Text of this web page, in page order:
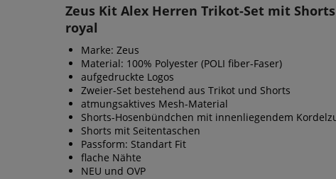
Zeus Kit Alex Herren Trikot-Set mit
royal
Marke: Zeus
Material: 100% Polyester (POLI fiber-Faser)
aufgedruckte Logos
Zweier-Set bestehend aus Trikot und Shorts
atmungsaktives Mesh-Material
Shorts-Hosenbündchen mit innenliegendem
Shorts mit Seitentaschen
Passform: Standart Fit
flache Nähte
NEU und OVP